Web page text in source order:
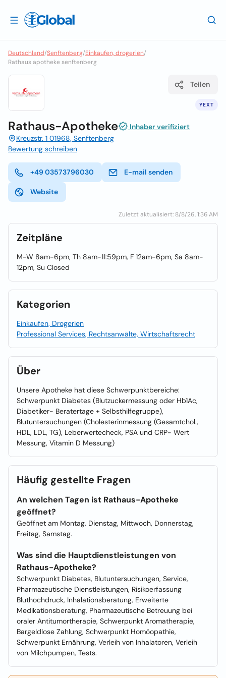
Deutschland/Senftenberg/Einkaufen, drogerien/
Rathaus apotheke senftenberg
YEXT
Teilen
Rathaus-Apotheke
Inhaber verifiziert
Kreuzstr. 1 01968, Senftenberg
Bewertung schreiben
+49 03573796030 E-mail senden
Website
Zuletzt aktualisiert: 8/8/26, 1:36 AM
Zeitpläne
M-W 8am-6pm, Th 8am-11:59pm, F 12am-6pm, Sa 8am-
12pm, Su Closed
Kategorien
Einkaufen, Drogerien
Professional Services, Rechtsanwälte, Wirtschaftsrecht
Über
Unsere Apotheke hat diese Schwerpunktbereiche:
Schwerpunkt Diabetes (Blutzuckermessung oder Hb1Ac,
Diabetiker- Beratertage + Selbsthilfegruppe),
Blutuntersuchungen (Cholesterinmessung (Gesamtchol.,
HDL, LDL, TG), Leberwertecheck, PSA und CRP- Wert
Messung, Vitamin D Messung)
Häufig gestellte Fragen
An welchen Tagen ist Rathaus-Apotheke
geöffnet?
Geöffnet am Montag, Dienstag, Mittwoch, Donnerstag,
Freitag, Samstag.
Was sind die Hauptdienstleistungen von
Rathaus-Apotheke?
Schwerpunkt Diabetes, Blutuntersuchungen, Service,
Pharmazeutische Dienstleistungen, Risikoerfassung
Bluthochdruck, Inhalationsberatung, Erweiterte
Medikationsberatung, Pharmazeutische Betreuung bei
oraler Antitumortherapie, Schwerpunkt Aromatherapie,
Bargeldlose Zahlung, Schwerpunkt Homöopathie,
Schwerpunkt Ernährung, Verleih von Inhalatoren, Verleih
von Milchpumpen, Tests.